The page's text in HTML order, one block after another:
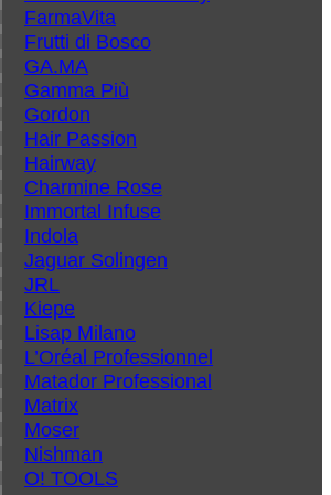
FarmaVita
Frutti di Bosco
GA.MA
Gamma Più
Gordon
Hair Passion
Hairway
Charmine Rose
Immortal Infuse
Indola
Jaguar Solingen
JRL
Kiepe
Lisap Milano
L’Oréal Professionnel
Matador Professional
Matrix
Moser
Nishman
O! TOOLS